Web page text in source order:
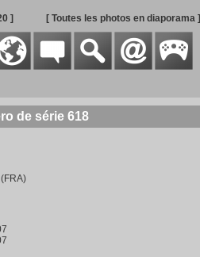
] [ Toutes les photos en diaporama ]
de série 618